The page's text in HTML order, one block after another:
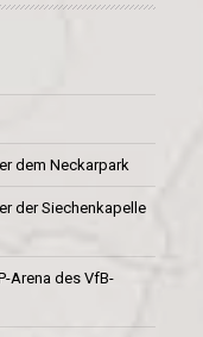
dem Neckarpark
der Siechenkapelle
Arena des VfB-